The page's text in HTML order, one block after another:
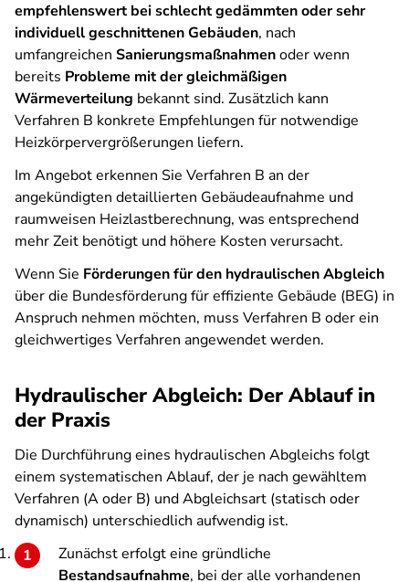
empfehlenswert bei schlecht gedämmten oder sehr
individuell geschnittenen Gebäuden, nach
umfangreichen Sanierungsmaßnahmenoder wenn
bereits Probleme mit der gleichmäßigen
Wärmeverteilung bekannt sind. Zusätzlich kann
Verfahren B konkrete Empfehlungen für notwendige
Heizkörpervergrößerungen liefern.
Im Angebot erkennen Sie Verfahren B an der
angekündigten detaillierten Gebäudeaufnahme und
raumweisen Heizlastberechnung, was entsprechend
mehr Zeit benötigt und höhere Kosten verursacht.
Wenn Sie Förderungen für den hydraulischen Abgleich
über die Bundesförderung für effiziente Gebäude (BEG) in
Anspruch nehmen möchten, muss Verfahren B oder ein
gleichwertiges Verfahren angewendet werden.
Hydraulischer Abgleich: Der Ablauf in
der Praxis
Die Durchführung eines hydraulischen Abgleichs folgt
einem systematischen Ablauf, der je nach gewähltem
Verfahren (A oder B) und Abgleichsart (statisch oder
dynamisch) unterschiedlich aufwendig ist.
Zunächst erfolgt eine gründliche
Bestandsaufnahme, bei der alle vorhandenen